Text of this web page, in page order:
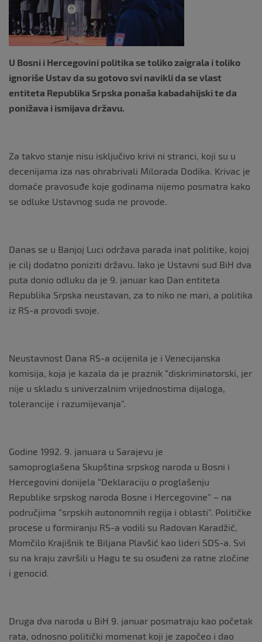
U Bosni i Hercegovini politika se toliko zaigrala i toliko
ignoriše Ustav da su gotovo svi navikli da se vlast
entiteta Republika Srpska ponaša kabadahijski te da
ponižava i ismijava državu.
Za takvo stanje nisu isključivo krivi ni stranci, koji su u
decenijama iza nas ohrabrivali Milorada Dodika. Krivac je
domaće pravosuđe koje godinama nijemo posmatra kako
se odluke Ustavnog suda ne provode.
Danas se u Banjoj Luci održava parada inat politike, kojoj
je cilj dodatno poniziti državu. Iako je Ustavni sud BiH dva
puta donio odluku da je 9. januar kao Dan entiteta
Republika Srpska neustavan, za to niko ne mari, a politika
iz RS-a provodi svoje.
Neustavnost Dana RS-a ocijenila je i Venecijanska
komisija, koja je kazala da je praznik “diskriminatorski, jer
nije u skladu s univerzalnim vrijednostima dijaloga,
tolerancije i razumijevanja”.
Godine 1992. 9. januara u Sarajevu je
samoproglašena Skupština srpskog naroda u Bosni i
Hercegovini donijela “Deklaraciju o proglašenju
Republike srpskog naroda Bosne i Hercegovine” – na
područjima “srpskih autonomnih regija i oblasti”. Političke
procese u formiranju RS-a vodili su Radovan Karadžić,
Momčilo Krajišnik te Biljana Plavšić kao lideri SDS-a. Svi
su na kraju završili u Hagu te su osuđeni za ratne zločine
i genocid.
Druga dva naroda u BiH 9. januar posmatraju kao početak
rata, odnosno politički momenat koji je započeo i dao